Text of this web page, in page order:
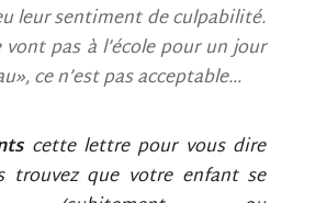
leur sentiment de culpabilité.
pas à l’école pour un jour
ce n’est pas acceptable…
cette lettre pour vous dire
trouvez que votre enfant se